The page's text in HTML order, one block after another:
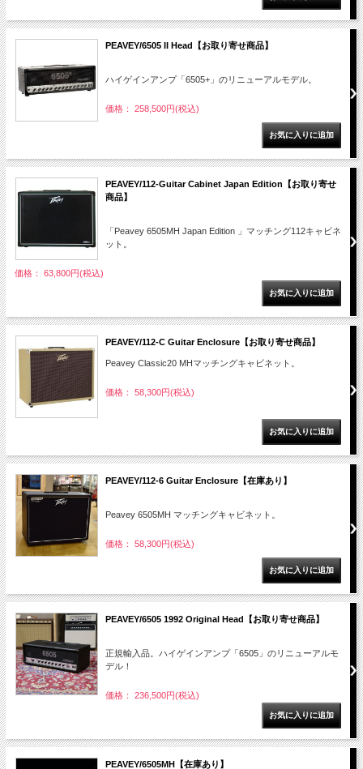
PEAVEY/6505 II Head【お取り寄せ商品】
ハイゲインアンプ「6505+」のリニューアルモデル。
価格： 258,500円(税込)
PEAVEY/112-Guitar Cabinet Japan Edition【お取り寄せ
商品】
「Peavey 6505MH Japan Edition 」マッチング112キャビネ
ット。
価格： 63,800円(税込)
PEAVEY/112-C Guitar Enclosure【お取り寄せ商品】
Peavey Classic20 MHマッチングキャビネット。
価格： 58,300円(税込)
PEAVEY/112-6 Guitar Enclosure【在庫あり】
Peavey 6505MH マッチングキャビネット。
価格： 58,300円(税込)
PEAVEY/6505 1992 Original Head【お取り寄せ商品】
正規輸入品。ハイゲインアンプ「6505」のリニューアルモ
デル！
価格： 236,500円(税込)
PEAVEY/6505MH【在庫あり】